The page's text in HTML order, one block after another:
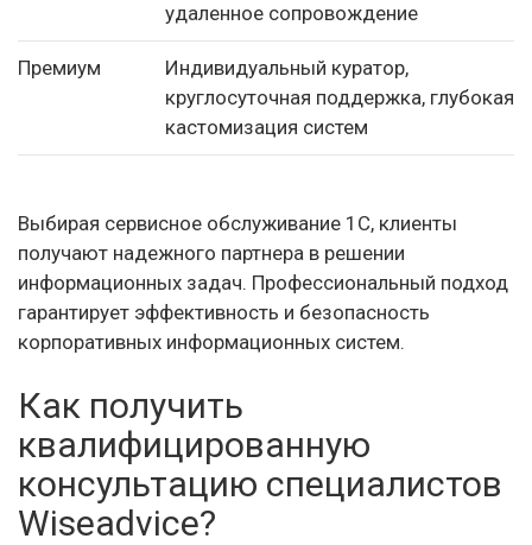
удаленное сопровождение
Премиум
Индивидуальный куратор,
круглосуточная поддержка, глубокая
кастомизация систем
Выбирая сервисное обслуживание 1С, клиенты
получают надежного партнера в решении
информационных задач. Профессиональный подход
гарантирует эффективность и безопасность
корпоративных информационных систем.
Как получить
квалифицированную
консультацию специалистов
Wiseadvice?